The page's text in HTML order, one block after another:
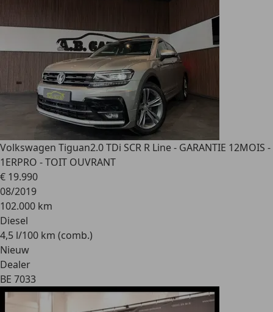
Volkswagen Tiguan2.0 TDi SCR R Line - GARANTIE 12MOIS -
1ERPRO - TOIT OUVRANT
€ 19.990
08/2019
102.000 km
Diesel
4,5 l/100 km (comb.)
Nieuw
Dealer
BE 7033